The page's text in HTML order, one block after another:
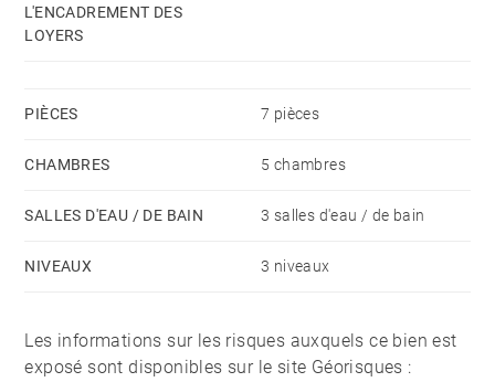
L'ENCADREMENT DES
LOYERS
PIÈCES 7 pièces
CHAMBRES 5 chambres
SALLES D'EAU / DE BAIN 3 salles d'eau / de bain
NIVEAUX 3 niveaux
Les informations sur les risques auxquels ce bien est
exposé sont disponibles sur le site Géorisques :